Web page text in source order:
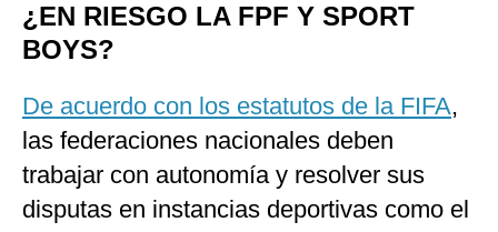
¿EN RIESGO LA FPF Y SPORT
BOYS?
De acuerdo con los estatutos de la FIFA,
las federaciones nacionales deben
trabajar con autonomía y resolver sus
disputas en instancias deportivas como el